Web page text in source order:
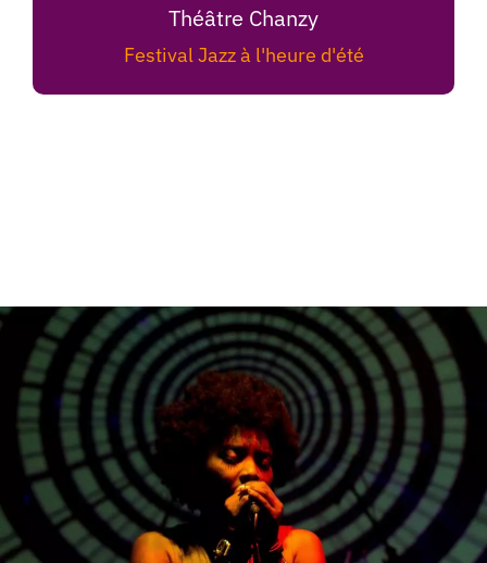
Théâtre Chanzy
Festival Jazz à l'heure d'été